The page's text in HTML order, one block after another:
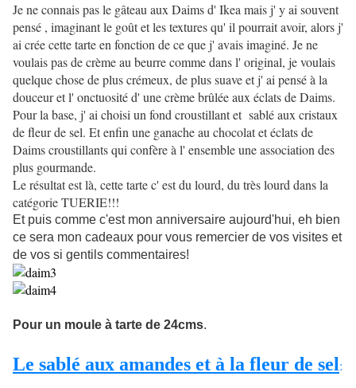
Je ne connais pas le gâteau aux Daims d' Ikea mais j' y ai souvent
pensé , imaginant le goût et les textures qu' il pourrait avoir, alors j'
ai crée cette tarte en fonction de ce que j' avais imaginé. Je ne
voulais pas de crème au beurre comme dans l' original, je voulais
quelque chose de plus crémeux, de plus suave et j' ai pensé à la
douceur et l' onctuosité d' une crème brûlée aux éclats de Daims.
Pour la base, j' ai choisi un fond croustillant et sablé aux cristaux
de fleur de sel. Et enfin une ganache au chocolat et éclats de
Daims croustillants qui confère à l' ensemble une association des
plus gourmande.
Le résultat est là, cette tarte c' est du lourd, du très lourd dans la
catégorie TUERIE!!!
Et puis comme c'est mon anniversaire aujourd'hui, eh bien
ce sera mon cadeaux pour vous remercier de vos visites et
de vos si gentils commentaires!
Pour un moule à tarte de 24cms.
Le sablé aux amandes et à la fleur de sel :